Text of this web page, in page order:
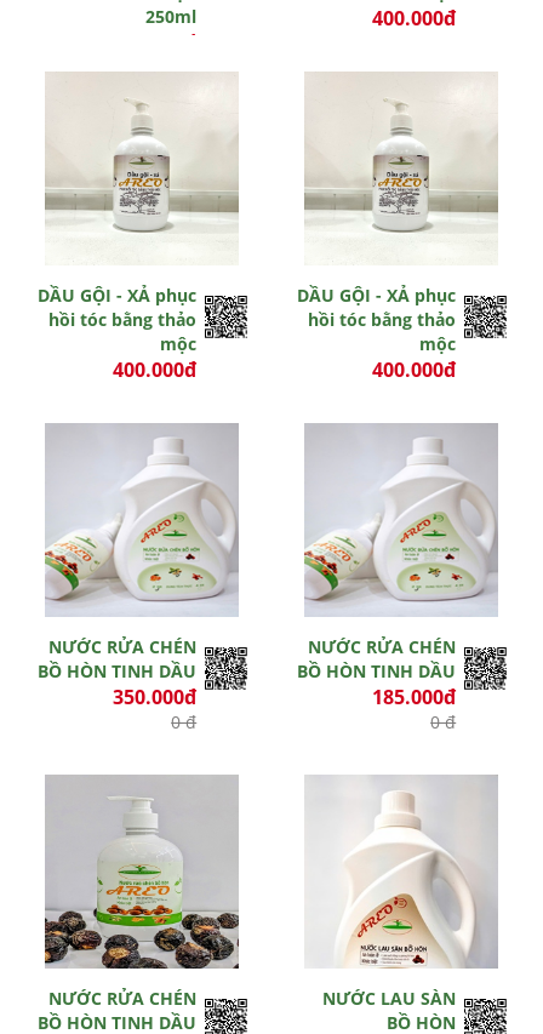
250ml
370.000đ
0 đ
Hết hiệu lực
400.000đ
Hết hiệu lực
DẦU GỘI - XẢ phục
hồi tóc bằng thảo
mộc
400.000đ
Hết hiệu lực
DẦU GỘI - XẢ phục
hồi tóc bằng thảo
mộc
400.000đ
Còn hiệu lực
NƯỚC RỬA CHÉN
BỒ HÒN TINH DẦU
350.000đ
0 đ
NƯỚC RỬA CHÉN
BỒ HÒN TINH DẦU
185.000đ
0 đ
NƯỚC RỬA CHÉN
BỒ HÒN TINH DẦU
NƯỚC LAU SÀN
BỒ HÒN